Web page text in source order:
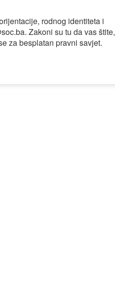
rodnog identiteta i
. Zakoni su tu da vas štite,
za besplatan pravni savjet.